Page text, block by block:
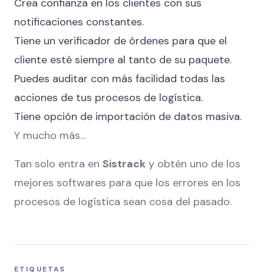
Crea confianza en los clientes con sus
notificaciones constantes.
Tiene un verificador de órdenes para que el
cliente esté siempre al tanto de su paquete.
Puedes auditar con más facilidad todas las
acciones de tus procesos de logística.
Tiene opción de importación de datos masiva.
Y mucho más…
Tan solo entra en Sistrack y obtén uno de los
mejores softwares para que los errores en los
procesos de logística sean cosa del pasado.
ETIQUETAS